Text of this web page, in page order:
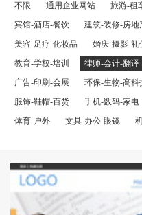
不限 通用企业网站 旅游-租
宾馆-酒店-餐饮
建筑-装修-房地
美容-足疗-化妆品
婚庆-摄影-礼
教育-学校-培训
律师-会计-翻译
广告-印刷-会展
环保-生物-高科
服饰-鞋帽-百货
手机-数码-家电
体育-户外
文具-办公-眼镜